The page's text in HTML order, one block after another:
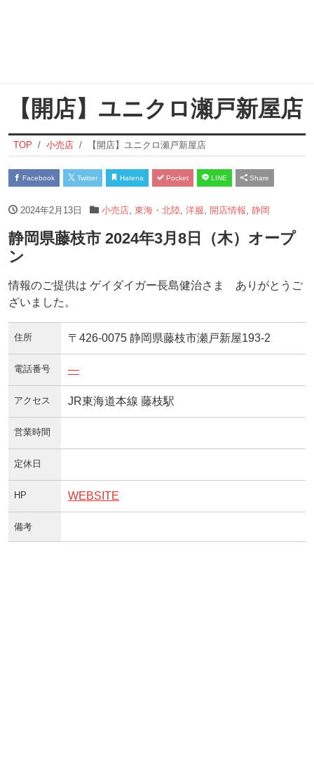
【開店】ユニクロ瀬戸新屋店
TOP 小売店 【開店】ユニクロ瀬戸新屋店
Facebook Twitter Hatena Pocket LINE Share
2024年2月13日 小売店, 東海・北陸, 洋服 開店情報 静岡
静岡県藤枝市 2024年3月8日（木）オープ
ン
情報のご提供は ゲイダイガー長島健治さま ありがとうご
ざいました。
住所 〒426-0075 静岡県藤枝市瀬戸新屋193-2
電話番号 —
アクセス JR東海道本線 藤枝駅
営業時間
定休日
HP WEBSITE
備考